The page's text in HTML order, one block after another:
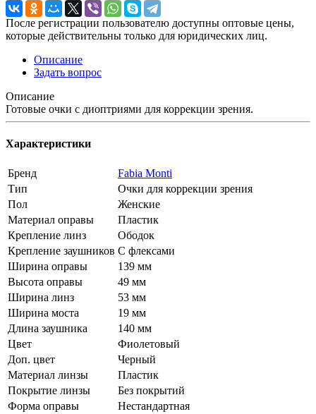
После регистрации пользователю доступны оптовые цены,
которые действительны только для юридических лиц.
Описание
Задать вопрос
Описание
Готовые очки с диоптриями для коррекции зрения.
Характеристики
Бренд
Fabia Monti
Тип
Очки для коррекции зрения
Пол
Женские
Материал оправы
Пластик
Крепление линз
Ободок
Крепление заушников С флексами
Ширина оправы
139 мм
Высота оправы
49 мм
Ширина линз
53 мм
Ширина моста
19 мм
Длина заушника
140 мм
Цвет
Фиолетовый
Доп. цвет
Черный
Материал линзы
Пластик
Покрытие линзы
Без покрытий
Форма оправы
Нестандартная